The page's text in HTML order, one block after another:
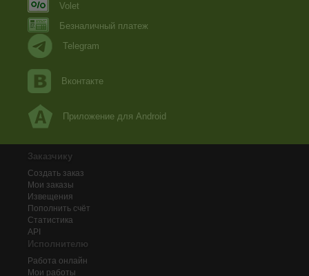
Volet
Безналичный платеж
Telegram
Вконтакте
Приложение для Android
Заказчику
Создать заказ
Мои заказы
Извещения
Пополнить счёт
Статистика
API
Исполнителю
Работа онлайн
Мои работы